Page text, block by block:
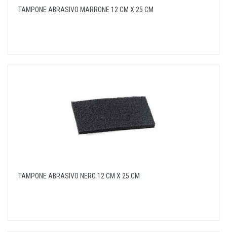
TAMPONE ABRASIVO MARRONE 12 CM X 25 CM
TAMPONE ABRASIVO NERO 12 CM X 25 CM